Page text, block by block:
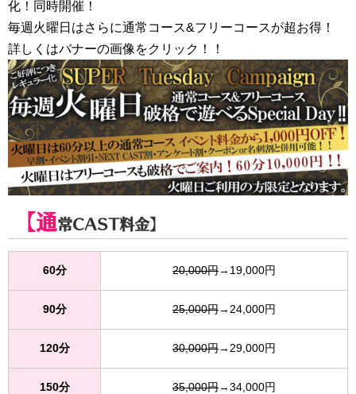
化！同時開催！
毎週火曜日はさらに通常コース&フリーコースが超お得！
詳しくはバナーの画像をクリック！！
【通常CAST料金】
60分 20,000円→19,000円
90分 25,000円→24,000円
120分 30,000円→29,000円
150分 35,000円→34,000円